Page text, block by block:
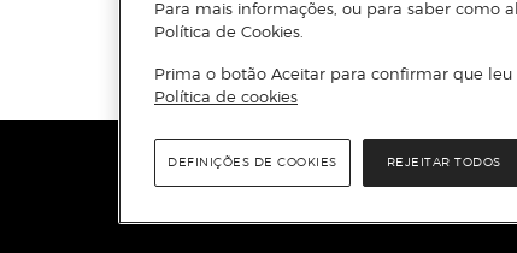
Para mais informações, ou para saber como
Política de Cookies.
Prima o botão Aceitar para confirmar que leu
Política de cookies
REJEITAR TODOS
DEFINIÇÕES DE COOKIES